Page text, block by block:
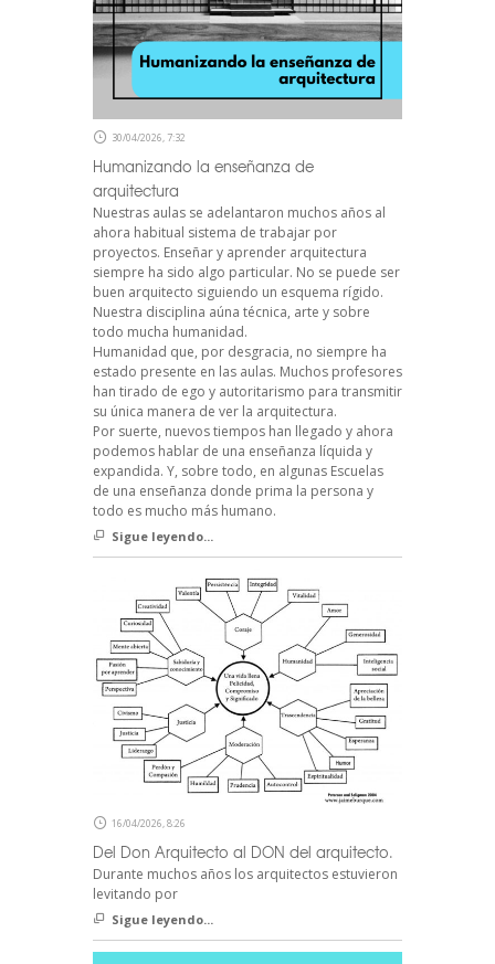
30/04/2026, 7:32
Humanizando la enseñanza de
arquitectura
Nuestras aulas se adelantaron muchos años al
ahora habitual sistema de trabajar por
proyectos. Enseñar y aprender arquitectura
siempre ha sido algo particular. No se puede ser
buen arquitecto siguiendo un esquema rígido.
Nuestra disciplina aúna técnica, arte y sobre
todo mucha humanidad.
Humanidad que, por desgracia, no siempre ha
estado presente en las aulas. Muchos profesores
han tirado de ego y autoritarismo para transmitir
su única manera de ver la arquitectura.
Por suerte, nuevos tiempos han llegado y ahora
podemos hablar de una enseñanza líquida y
expandida. Y, sobre todo, en algunas Escuelas
de una enseñanza donde prima la persona y
todo es mucho más humano.
Sigue leyendo...
16/04/2026, 8:26
Del Don Arquitecto al DON del arquitecto.
Durante muchos años los arquitectos estuvieron
levitando por
Sigue leyendo...